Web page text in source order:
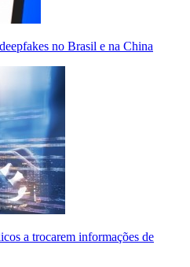
no Brasil e na China
a trocarem informações de